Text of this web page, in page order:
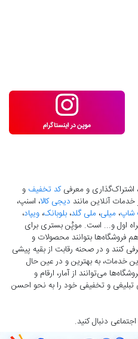
اشتراک‌گذاری و معرفیکد تخفیف و
آنلاین مانند دیجی کالا، اسنپ،
شاپ، میلی، ملی گلد، بلوبانک، ویپاد،
اول و... است. موپُن بستری برای
فروشگاه‌ها بتوانند محصولات و
کنند و در صحنه رقابت از بقیه پیشی
خدمات، به بهترین و در عین حال
می‌توانند از آمار، ارقام و
تبلیغی و تخفیفی خود را به نحو احسن
دنبال کنید.